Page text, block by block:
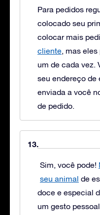
Para pedidos
colocado seu
colocar mais
cliente, mas
um de cada vez.
seu endereço de
enviada a você
de pedido.
Sim, você pode!
seu animal de
doce e especial
um gesto